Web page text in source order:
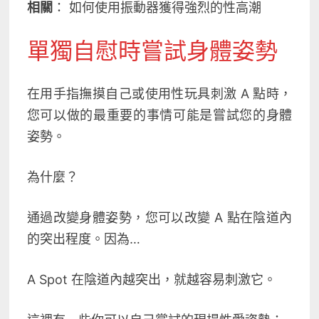
相關 ： 如何使用振動器獲得強烈的性高潮
單獨自慰時嘗試身體姿勢
在用手指撫摸自己或使用性玩具刺激 A 點時，
您可以做的最重要的事情可能是嘗試您的身體
姿勢。
為什麼？
通過改變身體姿勢，您可以改變 A 點在陰道內
的突出程度。因為…
A Spot 在陰道內越突出，就越容易刺激它。